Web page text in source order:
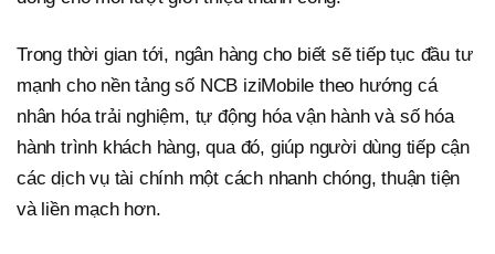
Trong thời gian tới, ngân hàng cho biết sẽ tiếp tục đầu tư
mạnh cho nền tảng số NCB iziMobile theo hướng cá
nhân hóa trải nghiệm, tự động hóa vận hành và số hóa
hành trình khách hàng, qua đó, giúp người dùng tiếp cận
các dịch vụ tài chính một cách nhanh chóng, thuận tiện
và liền mạch hơn.